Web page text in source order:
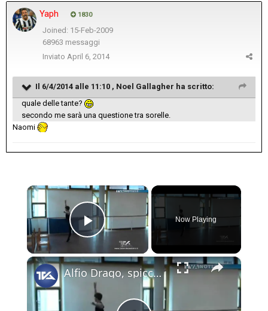
Yaph 1830
Joined: 15-Feb-2009
68963 messaggi
Inviato April 6, 2014
Il 6/4/2014 alle 11:10 , Noel Gallagher ha scritto:
quale delle tante?
secondo me sarà una questione tra sorelle.
Naomi
×
Play Video
Now Playing
×
Alfio Drago, spicca il volo ballerino biancavillese